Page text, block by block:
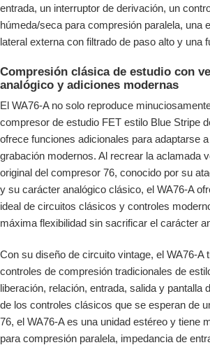
entrada, un interruptor de derivación, un
húmeda/seca para compresión paralela, una
lateral externa con filtrado de paso alto y una
Compresión clásica de estudio con
analógico y adiciones modernas
El WA76-A no solo reproduce
compresor de estudio FET estilo Blue Stripe
ofrece funciones adicionales para adaptarse
grabación modernos. Al recrear la aclamada
original del compresor 76, conocido por su
y su carácter analógico clásico, el WA76-A
ideal de circuitos clásicos y controles
máxima flexibilidad sin sacrificar el carácter
Con su diseño de circuito vintage, el WA76-A
controles de compresión tradicionales de
liberación, relación, entrada, salida y pantalla
de los controles clásicos que se esperan de
76, el WA76-A es una unidad estéreo y tiene
para compresión paralela, impedancia de